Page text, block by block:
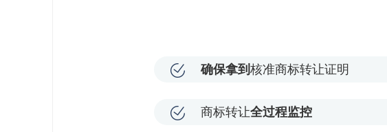
确保拿到 核准商标转让证明
商标转让全过程监控